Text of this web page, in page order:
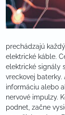
prechádzajú
elektrické káble.
elektrické signály
vreckovej
informáciu alebo
nervové impulzy.
podnet, začne